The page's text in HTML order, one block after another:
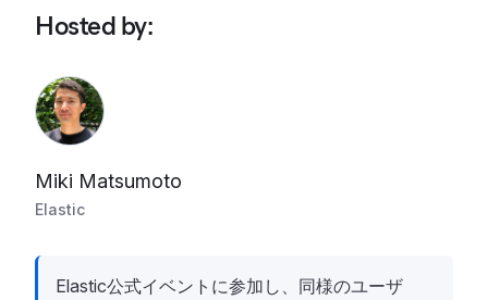
Hosted by:
Miki Matsumoto
Elastic
Elastic公式イベントに参加し、同様のユーザ